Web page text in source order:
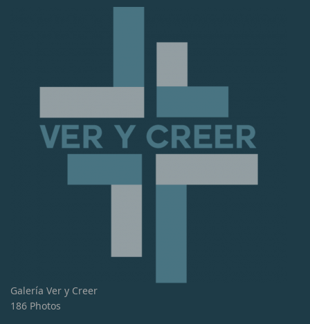
Galería Ver y Creer
186 Photos